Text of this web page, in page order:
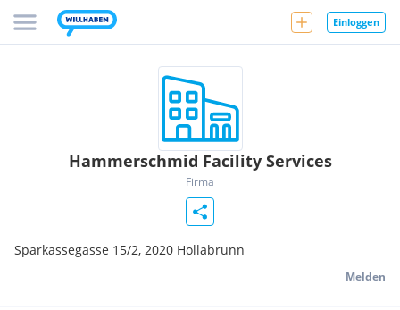
Einloggen
Hammerschmid Facility Services
Firma
Sparkassegasse 15/2, 2020 Hollabrunn
Melden